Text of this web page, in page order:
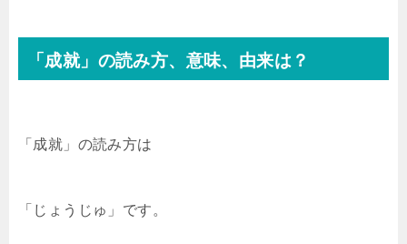
「成就」の読み方、意味、由来は？
「成就」の読み方は
「じょうじゅ」です。